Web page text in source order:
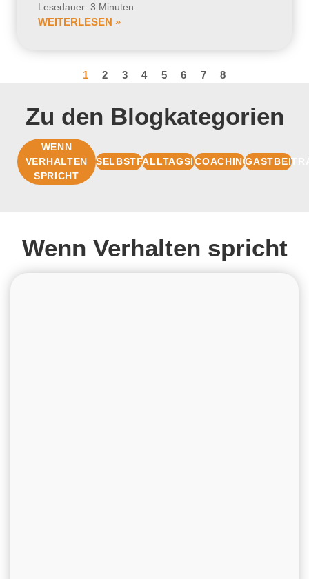
Lesedauer: 3 Minuten
WEITERLESEN »
1 2 3 4 5 6 7 8
Zu den Blogkategorien
WENN
VERHALTEN
SPRICHT
SELBSTFÜHRUNGALLTAGSIMPULSECOACHINGBASIS
Wenn Verhalten spricht